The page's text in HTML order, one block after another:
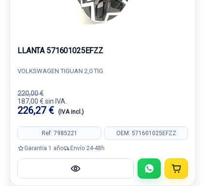
LLANTA 571601025EFZZ
VOLKSWAGEN TIGUAN 2,0 TIG
220,00 €
187,00 € sin IVA.
226,27 € (IVA incl.)
Ref: 7985221 OEM: 571601025EFZZ
Garantía 1 año Envío 24-48h